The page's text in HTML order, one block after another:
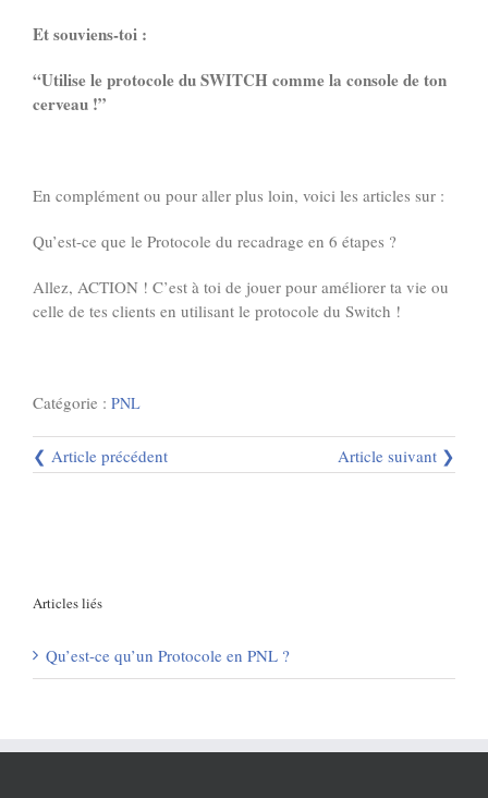
Et souviens-toi :
“Utilise le protocole du SWITCH comme la console de ton
cerveau !”
En complément ou pour aller plus loin, voici les articles sur :
Qu’est-ce que le Protocole du recadrage en 6 étapes ?
Allez, ACTION ! C’est à toi de jouer pour améliorer ta vie ou
celle de tes clients en utilisant le protocole du Switch !
Catégorie : PNL
❮ Article précédent Article suivant ❯
Articles liés
Qu’est-ce qu’un Protocole en PNL ?